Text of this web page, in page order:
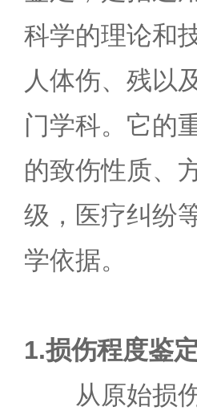
科学的理论和
人体伤、残以
门学科。它的
的致伤性质、
级，医疗纠纷
学依据。
1.损伤程度鉴
从原始损伤